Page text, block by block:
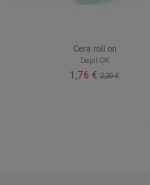
Cera roll on
Depil OK
1,76 € 2,20 €